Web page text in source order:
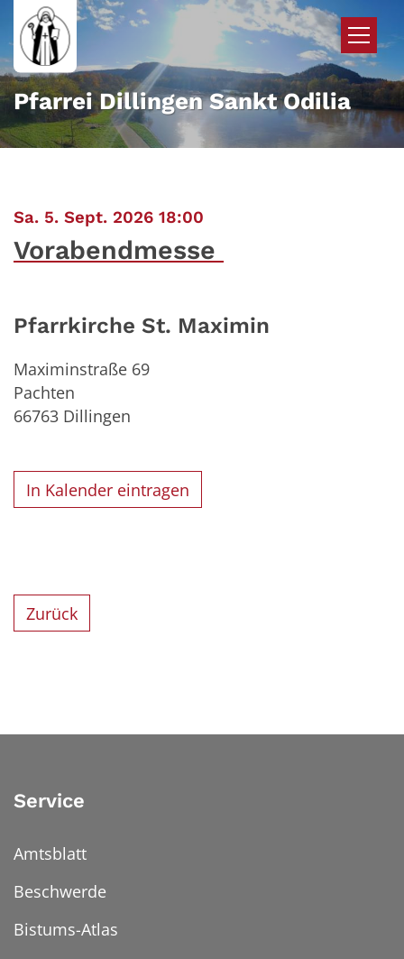
Zum Inhalt springen
Pfarrei Dillingen Sankt Odilia
Sa. 5. Sept. 2026 18:00
Vorabendmesse
Pfarrkirche St. Maximin
Maximinstraße 69
Pachten
66763 Dillingen
In Kalender eintragen
Zurück
Service
Amtsblatt
Beschwerde
Bistums-Atlas